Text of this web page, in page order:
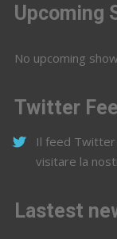
Upcoming
No upcoming
Twitter
Il feed Twitter
visitare la
Lastest